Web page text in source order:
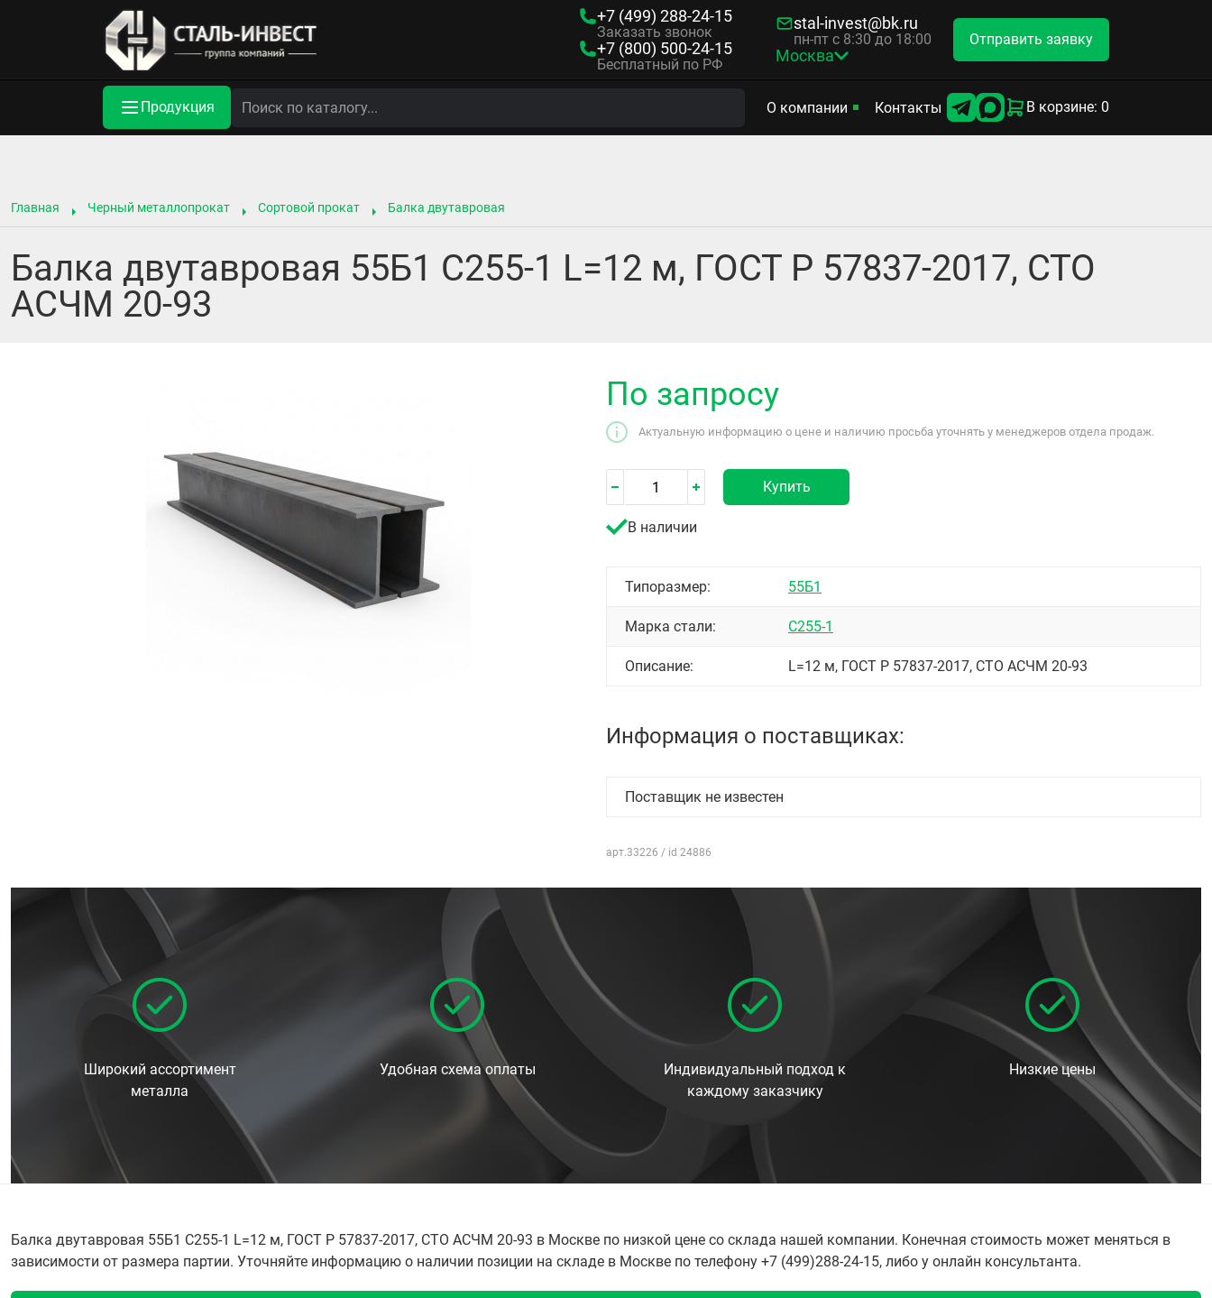
+7 (499) 288-24-15
Заказать звонок
+7 (800) 500-24-15
Бесплатный по РФ
stal-invest@bk.ru
пн-пт с 8:30 до 18:00
Москва
Отправить заявку
Продукция О компании Контакты В корзине: 0
Главная Черный металлопрокат Сортовой прокат Балка двутавровая
Балка двутавровая 55Б1 С255-1 L=12 м, ГОСТ Р 57837-2017, СТО
АСЧМ 20-93
По запросу
Актуальную информацию о цене и наличию просьба уточнять у менеджеров отдела продаж.
Купить
В наличии
Типоразмер: 55Б1
Марка стали: С255-1
Описание: L=12 м, ГОСТ Р 57837-2017, СТО АСЧМ 20-93
Информация о поставщиках:
Поставщик не известен
арт.33226 / id 24886
Широкий ассортимент
металла
Удобная схема оплаты
Индивидуальный подход к
каждому заказчику
Низкие цены
Балка двутавровая 55Б1 С255-1 L=12 м, ГОСТ Р 57837-2017, СТО АСЧМ 20-93 в Москве по низкой цене со склада нашей компании. Конечная стоимость может меняться в
зависимости от размера партии. Уточняйте информацию о наличии позиции на складе в Москве по телефону +7 (499)288-24-15, либо у онлайн консультанта.